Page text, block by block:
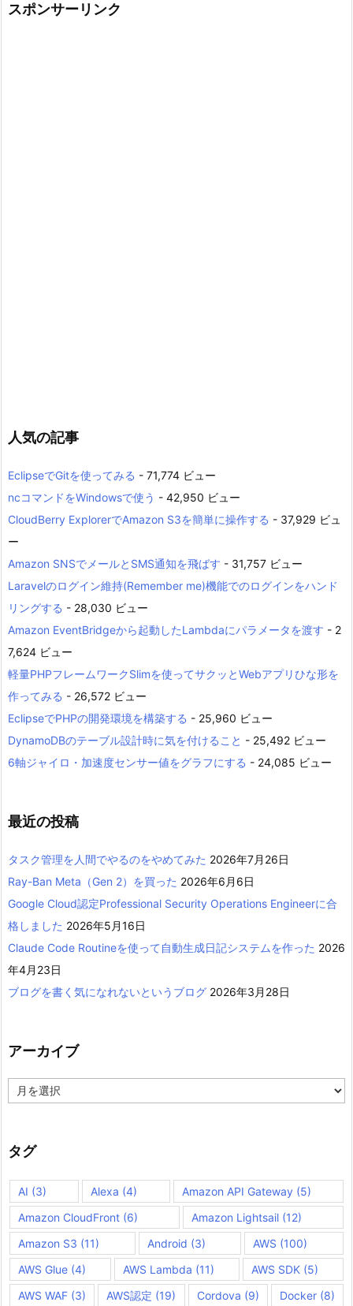
スポンサーリンク
人気の記事
EclipseでGitを使ってみる - 71,774 ビュー
ncコマンドをWindowsで使う - 42,950 ビュー
CloudBerry ExplorerでAmazon S3を簡単に操作する - 37,929 ビュ
ー
Amazon SNSでメールとSMS通知を飛ばす - 31,757 ビュー
Laravelのログイン維持(Remember me)機能でのログインをハンド
リングする - 28,030 ビュー
Amazon EventBridgeから起動したLambdaにパラメータを渡す - 2
7,624 ビュー
軽量PHPフレームワークSlimを使ってサクッとWebアプリひな形を
作ってみる - 26,572 ビュー
EclipseでPHPの開発環境を構築する - 25,960 ビュー
DynamoDBのテーブル設計時に気を付けること - 25,492 ビュー
6軸ジャイロ・加速度センサー値をグラフにする - 24,085 ビュー
最近の投稿
タスク管理を人間でやるのをやめてみた 2026年7月26日
Ray-Ban Meta（Gen 2）を買った 2026年6月6日
Google Cloud認定Professional Security Operations Engineerに合
格しました 2026年5月16日
Claude Code Routineを使って自動生成日記システムを作った 2026
年4月23日
ブログを書く気になれないというブログ 2026年3月28日
アーカイブ
ー
ブ
タグ
AI (3) Alexa (4) Amazon API Gateway (5)
Amazon CloudFront (6) Amazon Lightsail (12)
Amazon S3 (11) Android (3) AWS (100)
AWS Glue (4) AWS Lambda (11) AWS SDK (5)
AWS WAF (3) AWS認定 (19) Cordova (9) Docker(8)